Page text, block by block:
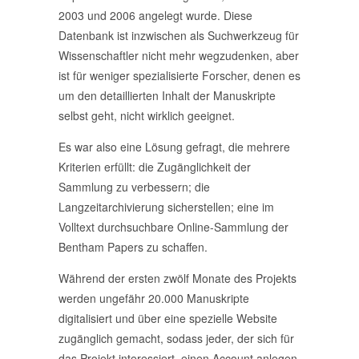
2003 und 2006 angelegt wurde. Diese
Datenbank ist inzwischen als Suchwerkzeug für
Wissenschaftler nicht mehr wegzudenken, aber
ist für weniger spezialisierte Forscher, denen es
um den detaillierten Inhalt der Manuskripte
selbst geht, nicht wirklich geeignet.
Es war also eine Lösung gefragt, die mehrere
Kriterien erfüllt: die Zugänglichkeit der
Sammlung zu verbessern; die
Langzeitarchivierung sicherstellen; eine im
Volltext durchsuchbare Online-Sammlung der
Bentham Papers zu schaffen.
Während der ersten zwölf Monate des Projekts
werden ungefähr 20.000 Manuskripte
digitalisiert und über eine spezielle Website
zugänglich gemacht, sodass jeder, der sich für